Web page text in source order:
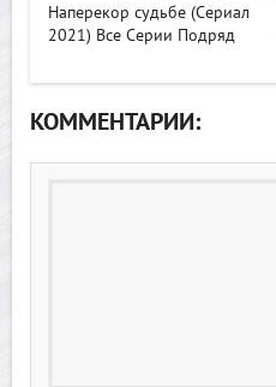
Наперекор судьбе (Сериал
2021) Все Серии Подряд
КОММЕНТАРИИ: